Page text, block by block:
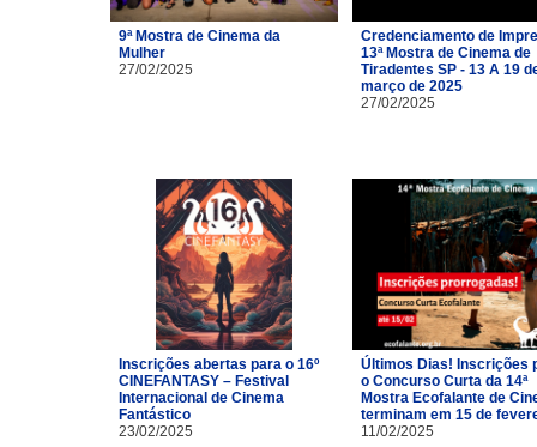
9ª Mostra de Cinema da
Mulher
27/02/2025
Credenciamento de
13ª Mostra de Cinema de
Tiradentes SP - 13 A 19
março de 2025
27/02/2025
Inscrições abertas para o 16º
CINEFANTASY – Festival
Internacional de Cinema
Fantástico
23/02/2025
Últimos Dias! Inscrições
o Concurso Curta da 14ª
Mostra Ecofalante de
terminam em 15 de
11/02/2025